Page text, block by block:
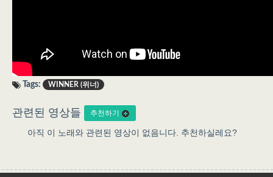
Tags: WINNER (위너)
관련된 영상들 추천하기
아직 이 노래와 관련된 영상이 없음니다. 추천하실레요?